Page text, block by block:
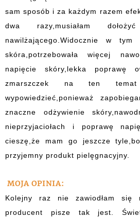
sam sposób i za każdym razem
dwa razy,musiałam
nawilżającego.Widocznie w
skóra,potrzebowała więcej
napięcie skóry,lekka poprawę
zmarszczek na ten
wypowiedzieć,ponieważ
znaczne odżywienie
nieprzyjaciołach i poprawę
cieszę,że mam go jeszcze
przyjemny produkt pielęgnacyjny.
MOJA OPINIA:
Kolejny raz nie zawiodłam
producent pisze tak jest.